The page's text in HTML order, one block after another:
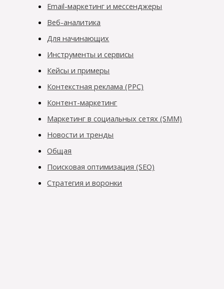
Email-маркетинг и мессенджеры
Веб-аналитика
Для начинающих
Инструменты и сервисы
Кейсы и примеры
Контекстная реклама (PPC)
Контент-маркетинг
Маркетинг в социальных сетях (SMM)
Новости и тренды
Общая
Поисковая оптимизация (SEO)
Стратегия и воронки